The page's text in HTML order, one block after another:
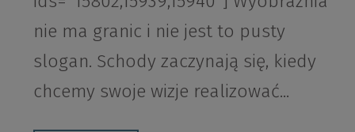
nie ma granic i nie jest to pusty
slogan. Schody zaczynają się, kiedy
chcemy swoje wizje realizować...